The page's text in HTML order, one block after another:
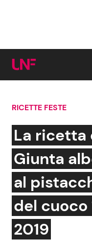
Cerca:
News e Cronaca
Attualità Italiana
Dal Mondo
Economia
RICETTE FESTE
La ricetta
Giunta
al
del cuoco
2019